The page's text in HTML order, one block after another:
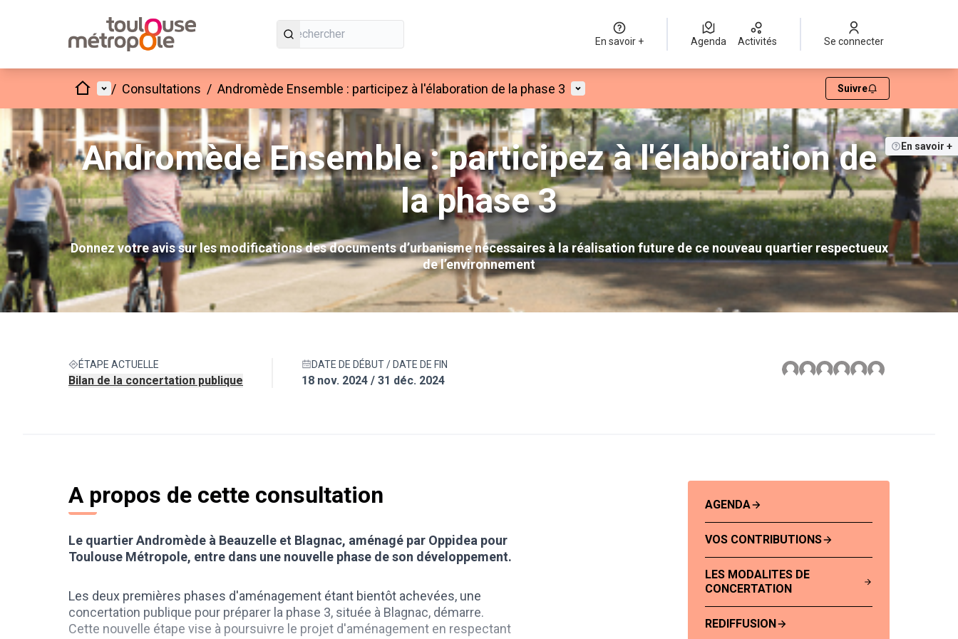
En savoir + Agenda Activités Se connecter
AccueilMenu principal
/ Consultations / Andromède Ensemble : participez à l'élaboration de la phase 3 Menu utilisateur Suivre
En savoir +
Andromède Ensemble : participez à l'élaboration de
la phase 3
Donnez votre avis sur les modifications des documents d’urbanisme nécessaires à la réalisation future de ce nouveau quartier respectueux
de l’environnement
ÉTAPE ACTUELLE
Bilan de la concertation publique
DATE DE DÉBUT / DATE DE FIN
18 nov. 2024 / 31 déc. 2024
A propos de cette consultation
Le quartier Andromède à Beauzelle et Blagnac, aménagé par Oppidea pour
Toulouse Métropole, entre dans une nouvelle phase de son développement.
Les deux premières phases d'aménagement étant bientôt achevées, une
concertation publique pour préparer la phase 3, située à Blagnac, démarre.
Cette nouvelle étape vise à poursuivre le projet d'aménagement en respectant
AGENDA
VOS CONTRIBUTIONS
LES MODALITES DE
CONCERTATION
REDIFFUSION